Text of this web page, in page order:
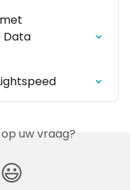
Data
uw vraag?
😃